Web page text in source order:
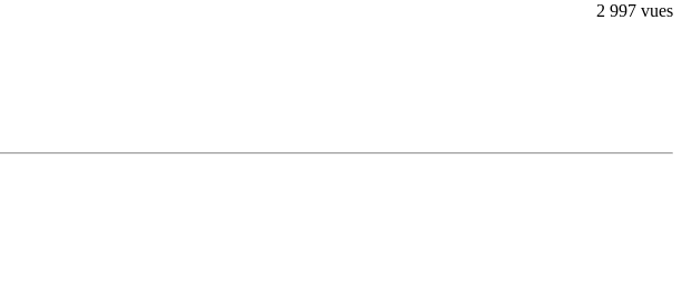
2 997 vues